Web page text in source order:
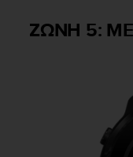
ΖΩΝΗ 5: